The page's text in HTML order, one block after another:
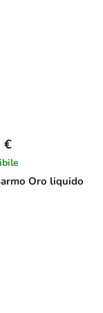
Oro liquido
€